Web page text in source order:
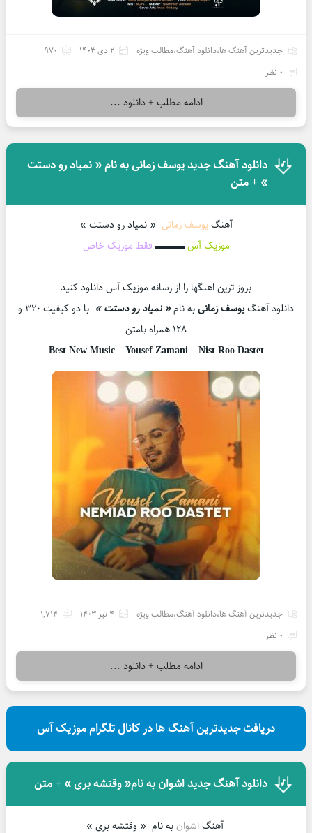
جدیدترین آهنگ ها،دانلود آهنگ،مطالب ویژه 2 دی 1403
970
0 نظر
ادامه مطلب + دانلود ...
دانلود آهنگ جدید یوسف زمانی به نام « نمیاد رو دستت
» + متن
آهنگیوسف زمانی « نمیاد رو دستت »
موزیک آس▬▬▬ فقط موزیک خاص
بروز ترین اهنگها را از رسانه موزیک آس دانلود کنید
دانلود آهنگیوسف زمانیبه نام« نمیاد رو دستت »
با دو کیفیت ۳۲۰ و
۱۲۸ همراه بامتن
Best New Music –Yousef Zamani – Nist Roo Dastet
جدیدترین آهنگ ها،دانلود آهنگ،مطالب ویژه 4 تیر 1403
1,714
0 نظر
ادامه مطلب + دانلود ...
دریافت جدیدترین آهنگ ها در کانال تلگرام موزیک آس
دانلود آهنگ جدید اشوان به نام« وقتشه بری » + متن
آهنگاشوان به نام « وقتشه بری »